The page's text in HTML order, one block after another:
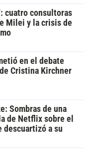
cuatro consultoras
Milei y la crisis de
en el debate
Cristina Kirchner
Sombras de una
de Netflix sobre el
descuartizó a su